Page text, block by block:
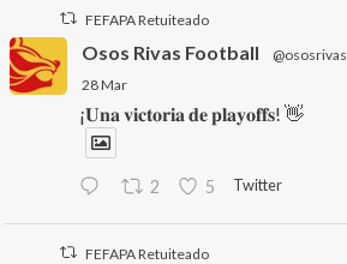
FEFAPA Retuiteado
Osos Rivas Football @ososrivas
28 Mar
¡𝐔𝐧𝐚 𝐯𝐢𝐜𝐭𝐨𝐫𝐢𝐚 𝐝𝐞 𝐩𝐥𝐚𝐲𝐨𝐟𝐟𝐬! 👋
2 5 Twitter
FEFAPA Retuiteado